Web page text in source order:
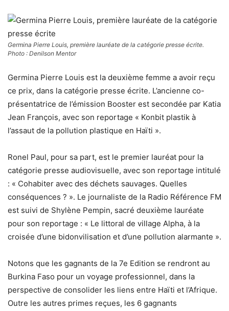
Germina Pierre Louis, première lauréate de la catégorie presse écrite.
Photo : Denilson Mentor
Germina Pierre Louis est la deuxième femme a avoir reçu
ce prix, dans la catégorie presse écrite. L’ancienne co-
présentatrice de l’émission Booster est secondée par Katia
Jean François, avec son reportage « Konbit plastik à
l’assaut de la pollution plastique en Haïti ».
Ronel Paul, pour sa part, est le premier lauréat pour la
catégorie presse audiovisuelle, avec son reportage intitulé
: « Cohabiter avec des déchets sauvages. Quelles
conséquences ? ». Le journaliste de la Radio Référence FM
est suivi de Shylène Pempin, sacré deuxième lauréate
pour son reportage : « Le littoral de village Alpha, à la
croisée d’une bidonvilisation et d’une pollution alarmante ».
Notons que les gagnants de la 7e Edition se rendront au
Burkina Faso pour un voyage professionnel, dans la
perspective de consolider les liens entre Haïti et l’Afrique.
Outre les autres primes reçues, les 6 gagnants